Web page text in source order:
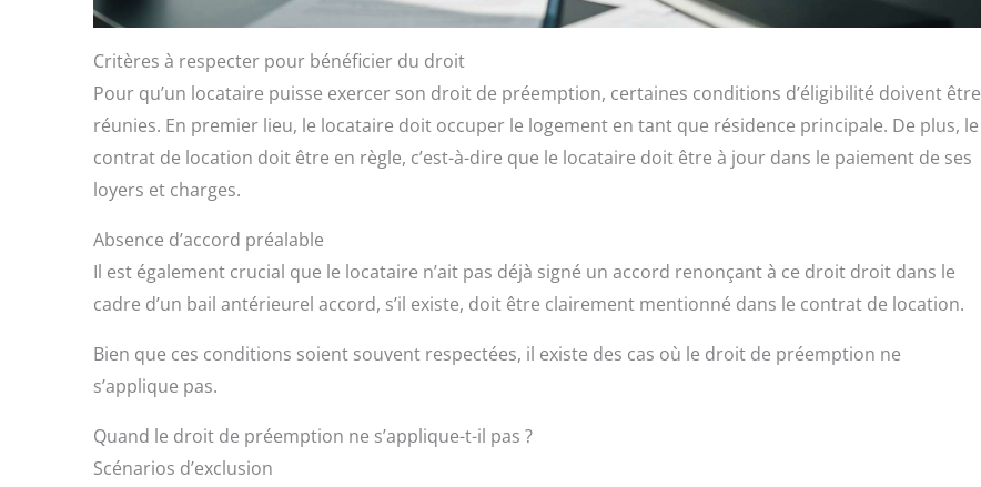
Critères à respecter pour bénéficier du droit
Pour qu’un locataire puisse exercer son droit de préemption, certaines conditions d’éligibilité doivent être
réunies. En premier lieu, le locataire doit occuper le logement en tant que résidence principale. De plus, le
contrat de location doit être en règle, c’est-à-dire que le locataire doit être à jour dans le paiement de ses
loyers et charges.
Absence d’accord préalable
Il est également crucial que le locataire n’ait pas déjà signé un accord renonçant à ce droit droit dans le
cadre d’un bail antérieurel accord, s’il existe, doit être clairement mentionné dans le contrat de location.
Bien que ces conditions soient souvent respectées, il existe des cas où le droit de préemption ne
s’applique pas.
Quand le droit de préemption ne s’applique-t-il pas ?
Scénarios d’exclusion